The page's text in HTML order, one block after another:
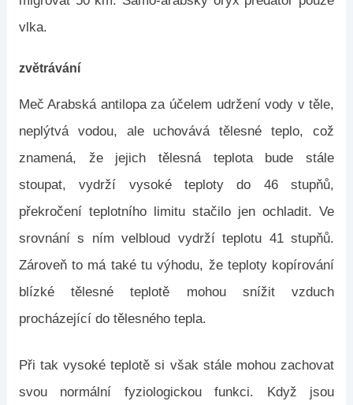
vlka.
zvětrávání
Meč Arabská antilopa za účelem udržení vody v těle,
neplýtvá vodou, ale uchovává tělesné teplo, což
znamená, že jejich tělesná teplota bude stále
stoupat, vydrží vysoké teploty do 46 stupňů,
překročení teplotního limitu stačilo jen ochladit. Ve
srovnání s ním velbloud vydrží teplotu 41 stupňů.
Zároveň to má také tu výhodu, že teploty kopírování
blízké tělesné teplotě mohou snížit vzduch
procházející do tělesného tepla.
Při tak vysoké teplotě si však stále mohou zachovat
svou normální fyziologickou funkci. Když jsou